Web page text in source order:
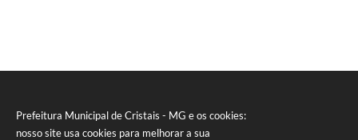
Prefeitura Municipal de Cristais - MG e os cookies:
nosso site usa cookies para melhorar a sua